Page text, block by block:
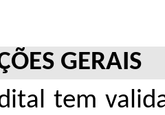
GERAIS
tem